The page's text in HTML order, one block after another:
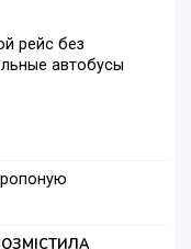
рейс без
автобусы